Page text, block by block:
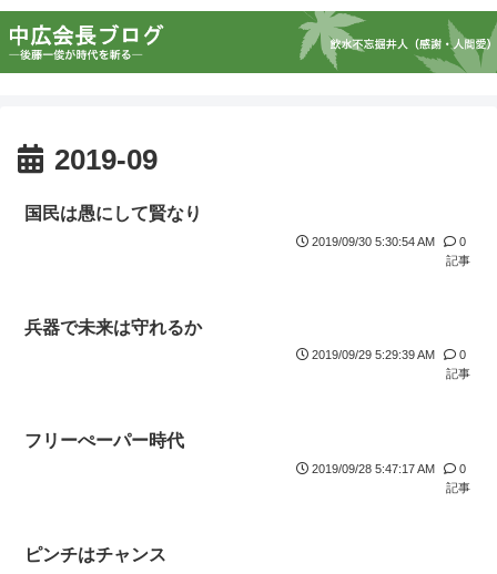
2019-09
国民は愚にして賢なり
2019/09/30 5:30:54 AM
0
記事
兵器で未来は守れるか
2019/09/29 5:29:39 AM
0
記事
フリーぺーパー時代
2019/09/28 5:47:17 AM
0
記事
ピンチはチャンス